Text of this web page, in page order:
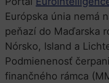
Európska únia nemá
peňazí do Maďarska
Nórsko, Island a
Podmienenosť
finančného rámca